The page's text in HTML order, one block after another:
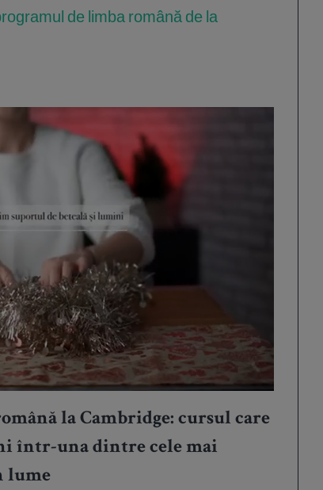
de limba română de la
la Cambridge: cursul care
într-una dintre cele mai
lume